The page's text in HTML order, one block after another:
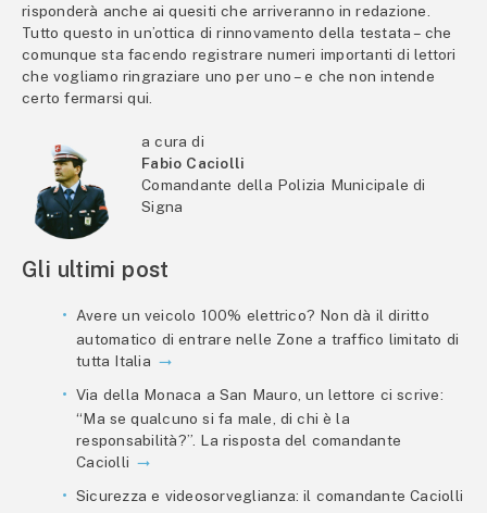
risponderà anche ai quesiti che arriveranno in redazione.
Tutto questo in un’ottica di rinnovamento della testata – che
comunque sta facendo registrare numeri importanti di lettori
che vogliamo ringraziare uno per uno – e che non intende
certo fermarsi qui.
a cura di
Fabio Caciolli
Comandante della Polizia Municipale di
Signa
Gli ultimi post
Avere un veicolo 100% elettrico? Non dà il diritto
automatico di entrare nelle Zone a traffico limitato di
tutta Italia
Via della Monaca a San Mauro, un lettore ci scrive:
“Ma se qualcuno si fa male, di chi è la
responsabilità?”. La risposta del comandante
Caciolli
Sicurezza e videosorveglianza: il comandante Caciolli